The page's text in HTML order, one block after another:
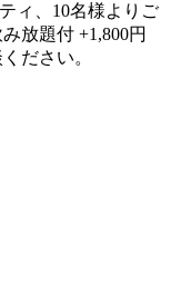
ィ、10名様よりご
放題付 +1,800円
ださい。